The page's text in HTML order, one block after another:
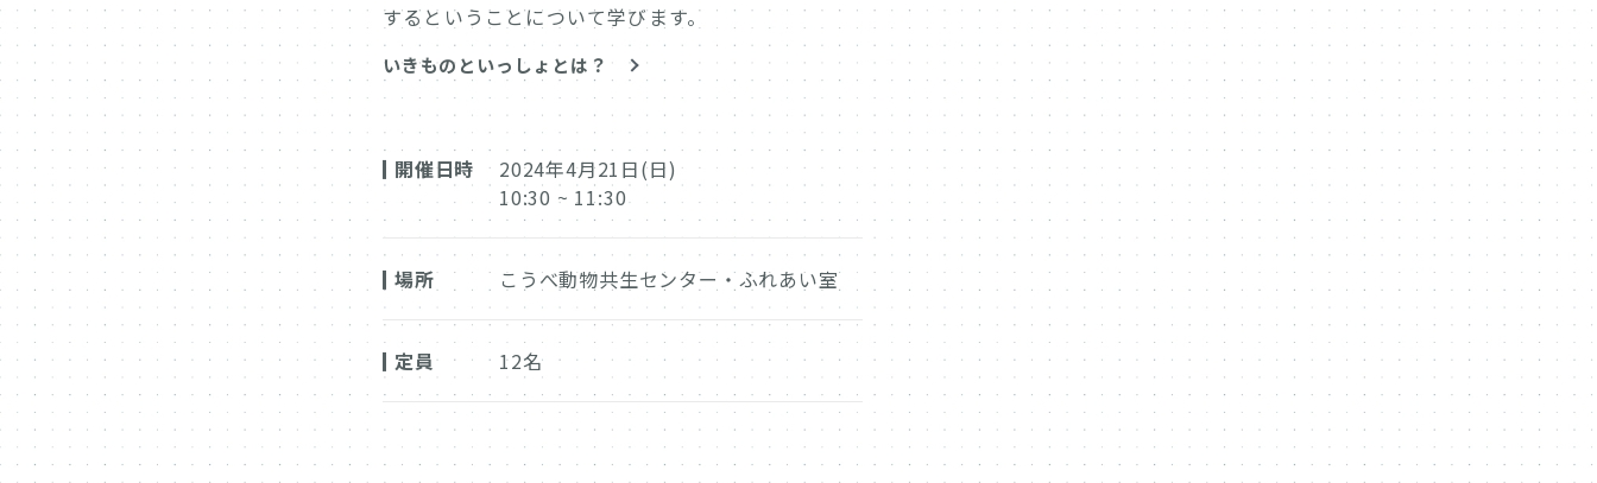
するということについて学びます。
いきものといっしょとは？
開催日時
2024年4月21日(日)
10:30 ~ 11:30
場所 こうべ動物共生センター・ふれあい室
定員 12名